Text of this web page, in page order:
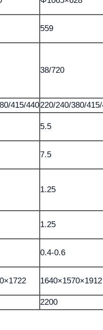
559
38/720
415/440220/240/380/
5.5
7.5
1.25
1.25
0.4-0.6
1640×1570×1912
2200